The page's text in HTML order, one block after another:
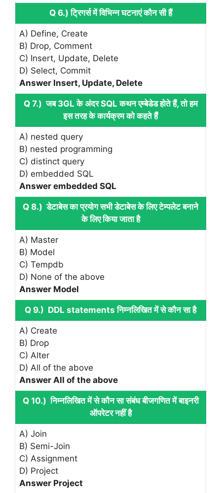
Q 6.) ट्रिगर्स में विभिन्न घटनाएं कौन सी हैं
A) Define, Create
B) Drop, Comment
C) Insert, Update, Delete
D) Select, Commit
Answer Insert, Update, Delete
Q 7.) जब 3GL के अंदर SQL कथन एम्बेडेड होते हैं, तो हम
इस तरह के कार्यक्रम को कहते हैं
A) nested query
B) nested programming
C) distinct query
D) embedded SQL
Answer embedded SQL
Q 8.) डेटाबेस का प्रयोग सभी डेटाबेस के लिए टेम्पलेट बनाने
के लिए किया जाता है
A) Master
B) Model
C) Tempdb
D) None of the above
Answer Model
Q 9.) DDL statements निम्नलिखित में से कौन सा है
A) Create
B) Drop
C) Alter
D) All of the above
Answer All of the above
Q 10.) निम्नलिखित में से कौन सा संबंध बीजगणित में बाइनरी
ऑपरेटर नहीं है
A) Join
B) Semi-Join
C) Assignment
D) Project
Answer Project